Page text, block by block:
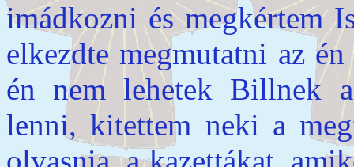
imádkozni és megkértem
elkezdte megmutatni az
én nem lehetek Billnek
lenni, kitettem neki a